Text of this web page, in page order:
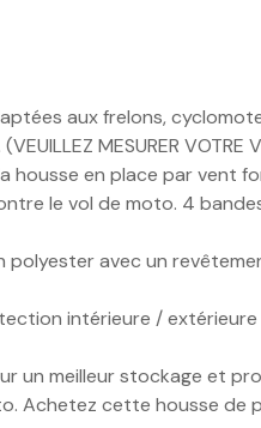
aux frelons,
MESURER VOTRE
housse en place par vent
le vol de moto. 4
polyester avec un
intérieure /
un meilleur stockage et
Achetez cette housse de